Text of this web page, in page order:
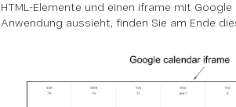
HTML-Elemente und einen iframe mit
Anwendung aussieht, finden Sie am Ende